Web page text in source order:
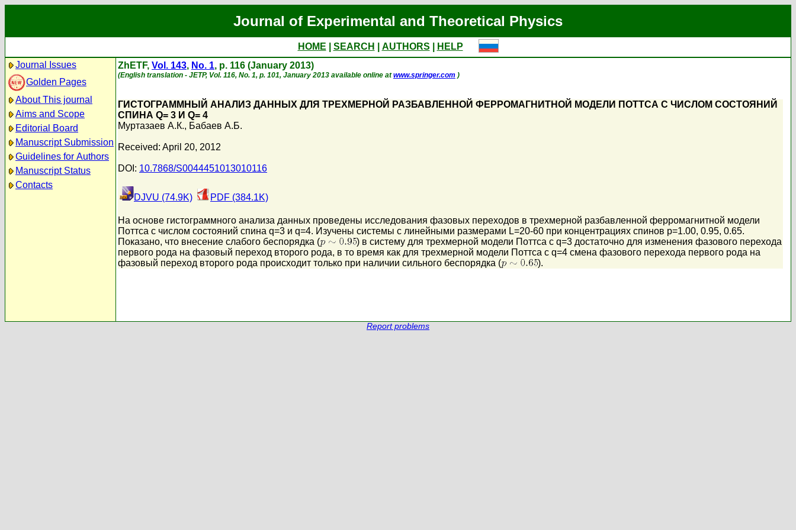
Journal of Experimental and Theoretical Physics
HOME SEARCH AUTHORS
HELP
Journal Issues
Golden Pages
About This journal
Aims and Scope
Editorial Board
Manuscript Submission
Guidelines for Authors
Manuscript Status
Contacts
ZhETF, Vol. 143, No. 1, p. 116 (January 2013)
(English translation - JETP, Vol. 116, No. 1, p. 101, January 2013 available online atwww.springer.com )
ГИСТОГРАММНЫЙ АНАЛИЗ ДАННЫХ ДЛЯ ТРЕХМЕРНОЙ РАЗБАВЛЕННОЙ ФЕРРОМАГНИТНОЙ МОДЕЛИ ПОТТСА С ЧИСЛОМ СОСТОЯНИЙ
СПИНА Q= 3 И Q= 4
Муртазаев А.К., Бабаев А.Б.
Received: April 20, 2012
DOI: 10.7868/S0044451013010116
DJVU (74.9K) PDF (384.1K)
На основе гистограммного анализа данных проведены исследования фазовых переходов в трехмерной разбавленной ферромагнитной модели
Поттса с числом состояний спина q=3 и q=4. Изучены системы с линейными размерами L=20-60 при концентрациях спинов p=1.00, 0.95, 0.65.
Показано, что внесение слабого беспорядка (
) в систему для трехмерной модели Поттса с q=3 достаточно для изменения фазового перехода
первого рода на фазовый переход второго рода, в то время как для трехмерной модели Поттса с q=4 смена фазового перехода первого рода на
фазовый переход второго рода происходит только при наличии сильного беспорядка (
).
Report problems